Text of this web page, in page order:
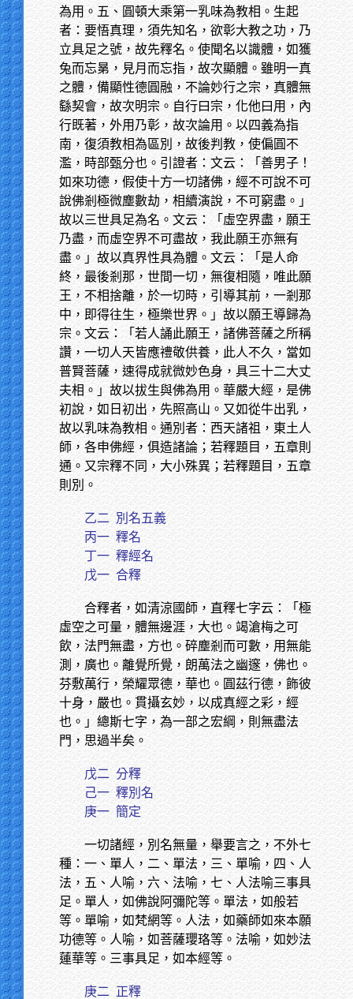
為用。五、圓頓大乘第一乳味為教相。生起
者：要悟真理，須先知名，欲彰大教之功，乃
立具足之號，故先釋名。使聞名以識體，如獲
兔而忘晜，見月而忘指，故次顯體。雖明一真
之體，備顯性德圓融，不論妙行之宗，真體無
繇契會，故次明宗。自行曰宗，化他曰用，內
行既著，外用乃彰，故次論用。以四義為指
南，復須教相為區別，故後判教，使偏圓不
濫，時部甄分也。引證者：文云：「善男子！
如來功德，假使十方一切諸佛，經不可說不可
說佛剎極微塵數劫，相續演說，不可窮盡。」
故以三世具足為名。文云：「虛空界盡，願王
乃盡，而虛空界不可盡故，我此願王亦無有
盡。」故以真界性具為體。文云：「是人命
終，最後剎那，世間一切，無復相隨，唯此願
王，不相捨離，於一切時，引導其前，一剎那
中，即得往生，極樂世界。」故以願王導歸為
宗。文云：「若人誦此願王，諸佛菩薩之所稱
讚，一切人天皆應禮敬供養，此人不久，當如
普賢菩薩，速得成就微妙色身，具三十二大丈
夫相。」故以拔生與佛為用。華嚴大經，是佛
初說，如日初出，先照高山。又如從牛出乳，
故以乳味為教相。通別者：西天諸祖，東土人
師，各申佛經，俱造諸論；若釋題目，五章則
通。又宗釋不同，大小殊異；若釋題目，五章
則別。
乙二 別名五義
丙一 釋名
丁一 釋經名
戊一 合釋
合釋者，如清涼國師，直釋七字云：「極
虛空之可量，體無邊涯，大也。竭滄梅之可
飲，法門無盡，方也。碎塵剎而可數，用無能
測，廣也。離覺所覺，朗萬法之幽邃，佛也。
芬敷萬行，榮耀眾德，華也。圓茲行德，飾彼
十身，嚴也。貫攝玄妙，以成真經之彩，經
也。」總斯七字，為一部之宏綱，則無盡法
門，思過半矣。
戊二 分釋
己一 釋別名
庚一 簡定
一切諸經，別名無量，舉要言之，不外七
種：一、單人，二、單法，三、單喻，四、人
法，五、人喻，六、法喻，七、人法喻三事具
足。單人，如佛說阿彌陀等。單法，如般若
等。單喻，如梵網等。人法，如藥師如來本願
功德等。人喻，如菩薩瓔珞等。法喻，如妙法
蓮華等。三事具足，如本經等。
庚二 正釋